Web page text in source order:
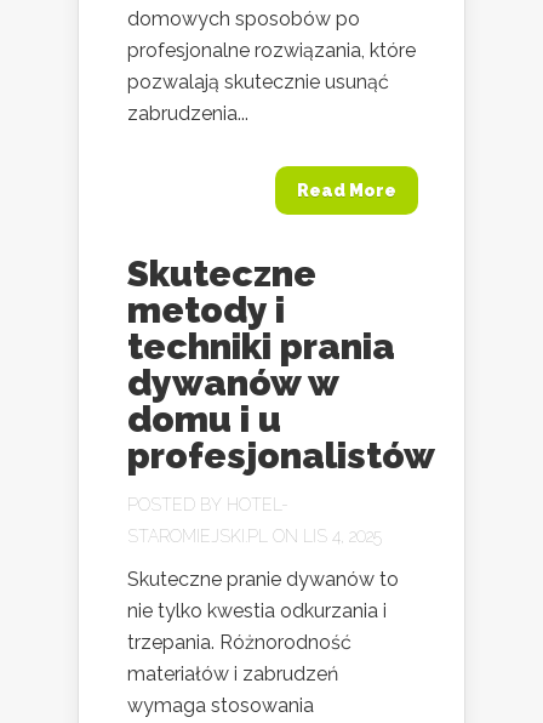
domowych sposobów po
profesjonalne rozwiązania, które
pozwalają skutecznie usunąć
zabrudzenia...
Read More
Skuteczne
metody i
techniki prania
dywanów w
domu i u
profesjonalistów
POSTED BY HOTEL-
STAROMIEJSKI.PL
ON LIS 4, 2025
Skuteczne pranie dywanów to
nie tylko kwestia odkurzania i
trzepania. Różnorodność
materiałów i zabrudzeń
wymaga stosowania